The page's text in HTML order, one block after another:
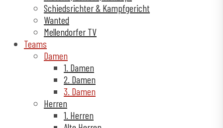
Schiedsrichter & Kampfgericht
Wanted
Mellendorfer TV
Teams
Damen
1. Damen
2. Damen
3. Damen
Herren
1. Herren